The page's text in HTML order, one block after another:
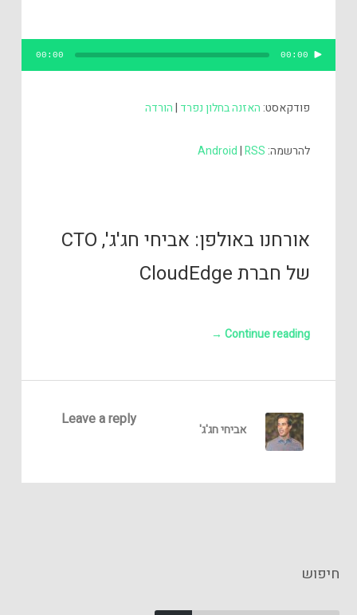
00:00
00:00
פודקאסט: האזנה בחלון נפרד |הורדה
להרשמה: Android|RSS
אורחנו באולפן: אביחי חג'ג', CTO
של חברת CloudEdge
Continue reading
→
Leave a reply
אביחי חג'ג'
חיפוש